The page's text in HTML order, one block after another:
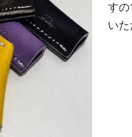
すの
いた